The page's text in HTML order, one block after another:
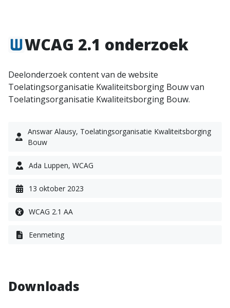
WCAG 2.1 onderzoek
Deelonderzoek content van de website
Toelatingsorganisatie Kwaliteitsborging Bouw van
Toelatingsorganisatie Kwaliteitsborging Bouw.
Answar Alausy, Toelatingsorganisatie Kwaliteitsborging
Bouw
Ada Luppen, WCAG
13 oktober 2023
WCAG 2.1 AA
Eenmeting
Downloads